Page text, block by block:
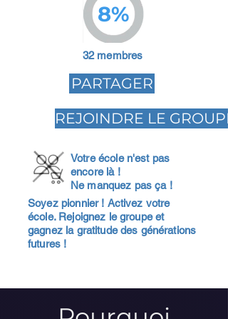
8%
32 membres
PARTAGER
REJOINDRE LE GROUPE
Votre école n'est pas
encore là !
Ne manquez pas ça !
Soyez pionnier ! Activez votre
école. Rejoignez le groupe et
gagnez la gratitude des générations
futures !